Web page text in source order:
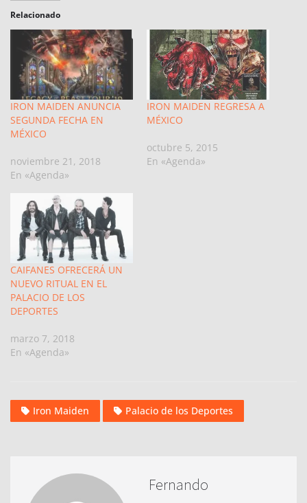
Relacionado
IRON MAIDEN ANUNCIA
SEGUNDA FECHA EN
MÉXICO
noviembre 21, 2018
En «Agenda»
IRON MAIDEN REGRESA A
MÉXICO
octubre 5, 2015
En «Agenda»
CAIFANES OFRECERÁ UN
NUEVO RITUAL EN EL
PALACIO DE LOS
DEPORTES
marzo 7, 2018
En «Agenda»
Iron Maiden Palacio de los Deportes
Fernando